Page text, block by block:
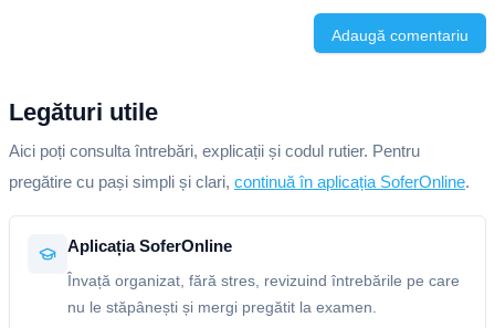
Adaugă comentariu
Legături utile
Aici poți consulta întrebări, explicații și codul rutier. Pentru
pregătire cu pași simpli și clari, continuă în aplicația SoferOnline.
Aplicația SoferOnline
Învață organizat, fără stres, revizuind întrebările pe care
nu le stăpânești și mergi pregătit la examen.